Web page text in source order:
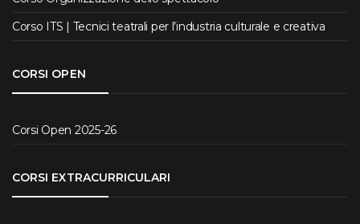
Corso ITS | Tecnici teatrali per l’industria culturale e creativa
CORSI OPEN
Corsi Open 2025-26
CORSI EXTRACURRICULARI